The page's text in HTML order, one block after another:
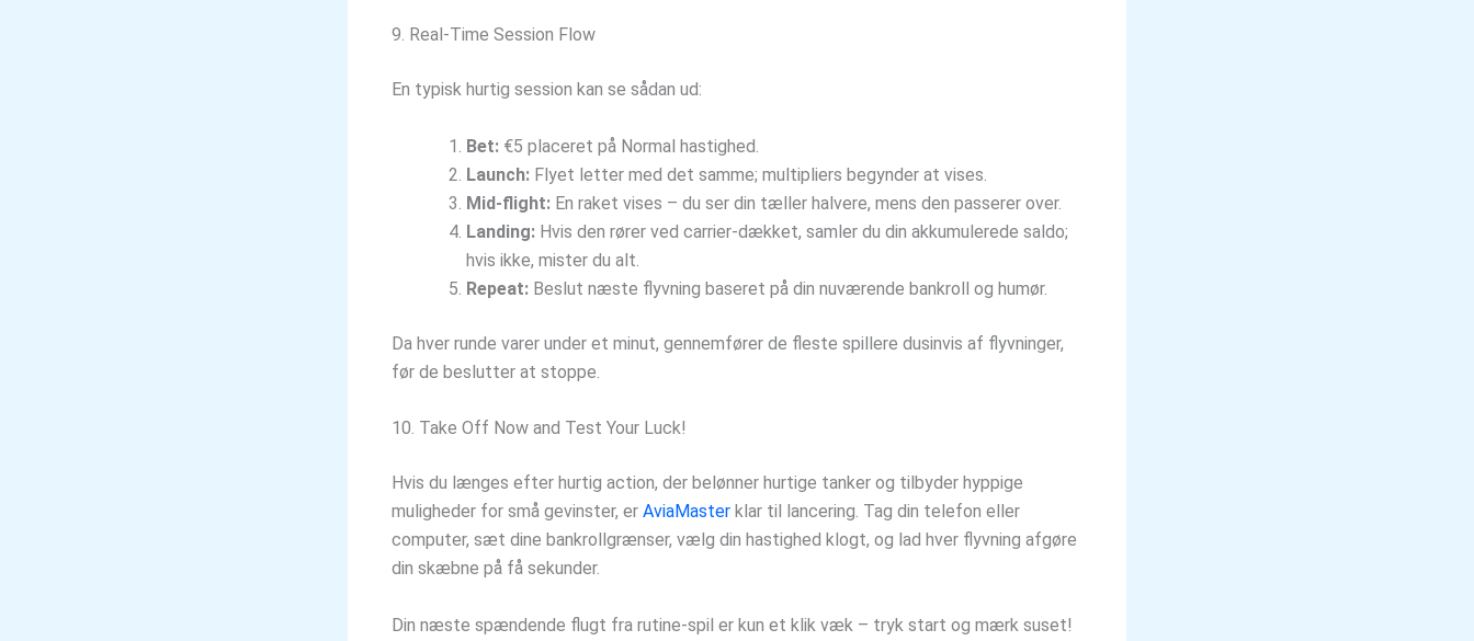
9. Real‑Time Session Flow
En typisk hurtig session kan se sådan ud:
Bet: €5 placeret på Normal hastighed.
Launch: Flyet letter med det samme; multipliers begynder at vises.
Mid‑flight: En raket vises – du ser din tæller halvere, mens den passerer over.
Landing: Hvis den rører ved carrier-dækket, samler du din akkumulerede saldo;
hvis ikke, mister du alt.
Repeat: Beslut næste flyvning baseret på din nuværende bankroll og humør.
Da hver runde varer under et minut, gennemfører de fleste spillere dusinvis af flyvninger,
før de beslutter at stoppe.
10. Take Off Now and Test Your Luck!
Hvis du længes efter hurtig action, der belønner hurtige tanker og tilbyder hyppige
muligheder for små gevinster, er AviaMaster klar til lancering. Tag din telefon eller
computer, sæt dine bankrollgrænser, vælg din hastighed klogt, og lad hver flyvning afgøre
din skæbne på få sekunder.
Din næste spændende flugt fra rutine-spil er kun et klik væk – tryk start og mærk suset!